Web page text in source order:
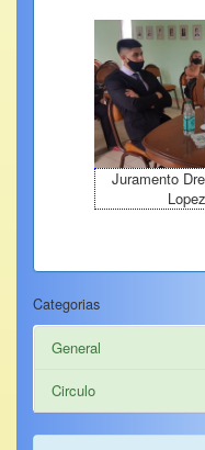
Juramento
Categorias
General
Circulo